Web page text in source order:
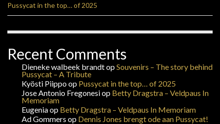
Pussycat in the top… of 2025
Recent Comments
Dieneke walbeek brandtopSouvenirs – The story behind
Pussycat – A Tribute
Kyösti Piippoop Pussycat in the top… of 2025
Jose Antonio Fregonesiop Betty Dragstra – Veldpaus In
Memoriam
Eugeniaop Betty Dragstra – Veldpaus In Memoriam
Ad Gommers op Dennis Jones brengt ode aan Pussycat!